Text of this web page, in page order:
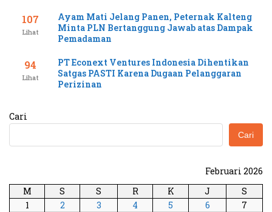
107
Lihat
Ayam Mati Jelang Panen, Peternak Kalteng
Minta PLN Bertanggung Jawab atas Dampak
Pemadaman
94
Lihat
PT Econext Ventures Indonesia Dihentikan
Satgas PASTI Karena Dugaan Pelanggaran
Perizinan
Cari
Cari
Februari 2026
M
S S R K J
S
1
2 3 4 5 6
7